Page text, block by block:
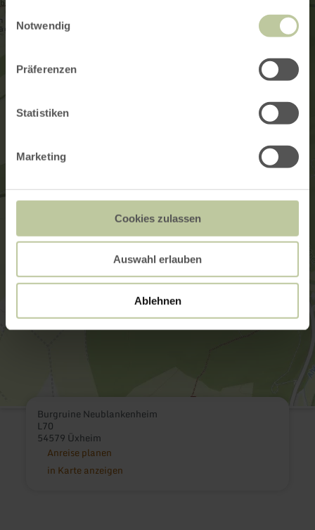
Notwendig
Präferenzen
Statistiken
Marketing
Cookies zulassen
Auswahl erlauben
Ablehnen
Burgruine Neublankenheim
L70
54579 Üxheim
Anreise planen
in Karte anzeigen